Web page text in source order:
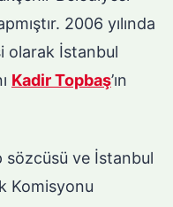
2006 yılında
olarak İstanbul
Kadir Topbaş’ın
sözcüsü ve İstanbul
Komisyonu